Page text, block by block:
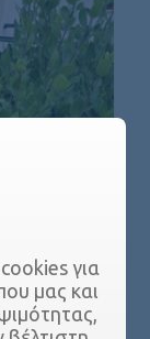
για
μας και